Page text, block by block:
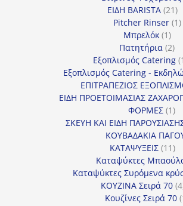
ΕΙΔΗ BARISTA 2121
Pitcher Rinser 11
Μπρελόκ 11
Πατητήρια 22
Εξοπλισμός Catering
Εξοπλισμός Catering -
ΕΠΙΤΡΑΠΕΖΙΟΣ
ΕΙΔΗ ΠΡΟΕΤΟΙΜΑΣΙΑΣ
ΦΟΡΜΕΣ 11
ΣΚΕΥΗ ΚΑΙ ΕΙΔΗ
ΚΟΥΒΑΔΑΚΙΑ
ΚΑΤΑΨΥΞΕΙΣ 1111
Καταψύκτες
Καταψύκτες Συρόμενα
ΚΟΥΖΙΝΑ Σειρά 70 4
Κουζίνες Σειρά 70